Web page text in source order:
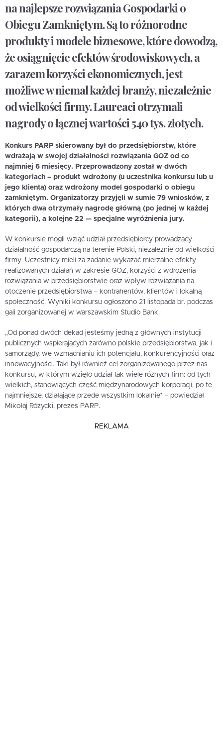
na najlepsze rozwiązania Gospodarki o
Obiegu Zamkniętym. Są to różnorodne
produkty i modele biznesowe, które dowodzą,
że osiągnięcie efektów środowiskowych, a
zarazem korzyści ekonomicznych, jest
możliwe w niemal każdej branży, niezależnie
od wielkości firmy. Laureaci otrzymali
nagrody o łącznej wartości 540 tys. złotych.
Konkurs PARP skierowany był do przedsiębiorstw, które
wdrażają w swojej działalności rozwiązania GOZ od co
najmniej 6 miesięcy. Przeprowadzony został w dwóch
kategoriach – produkt wdrożony (u uczestnika konkursu lub u
jego klienta) oraz wdrożony model gospodarki o obiegu
zamkniętym. Organizatorzy przyjęli w sumie 79 wniosków, z
których dwa otrzymały nagrodę główną (po jednej w każdej
kategorii), a kolejne 22 — specjalne wyróżnienia jury.
W konkursie mogli wziąć udział przedsiębiorcy prowadzący
działalność gospodarczą na terenie Polski, niezależnie od wielkości
firmy. Uczestnicy mieli za zadanie wykazać mierzalne efekty
realizowanych działań w zakresie GOZ, korzyści z wdrożenia
rozwiązania w przedsiębiorstwie oraz wpływ rozwiązania na
otoczenie przedsiębiorstwa – kontrahentów, klientów i lokalną
społeczność. Wyniki konkursu ogłoszono 21 listopada br. podczas
gali zorganizowanej w warszawskim Studio Bank.
„Od ponad dwóch dekad jesteśmy jedną z głównych instytucji
publicznych wspierających zarówno polskie przedsiębiorstwa, jak i
samorządy, we wzmacnianiu ich potencjału, konkurencyjności oraz
innowacyjności. Taki był również cel zorganizowanego przez nas
konkursu, w którym wzięło udział tak wiele różnych firm: od tych
wielkich, stanowiących część międzynarodowych korporacji, po te
najmniejsze, działające przede wszystkim lokalnie” – powiedział
Mikołaj Różycki, prezes PARP.
REKLAMA